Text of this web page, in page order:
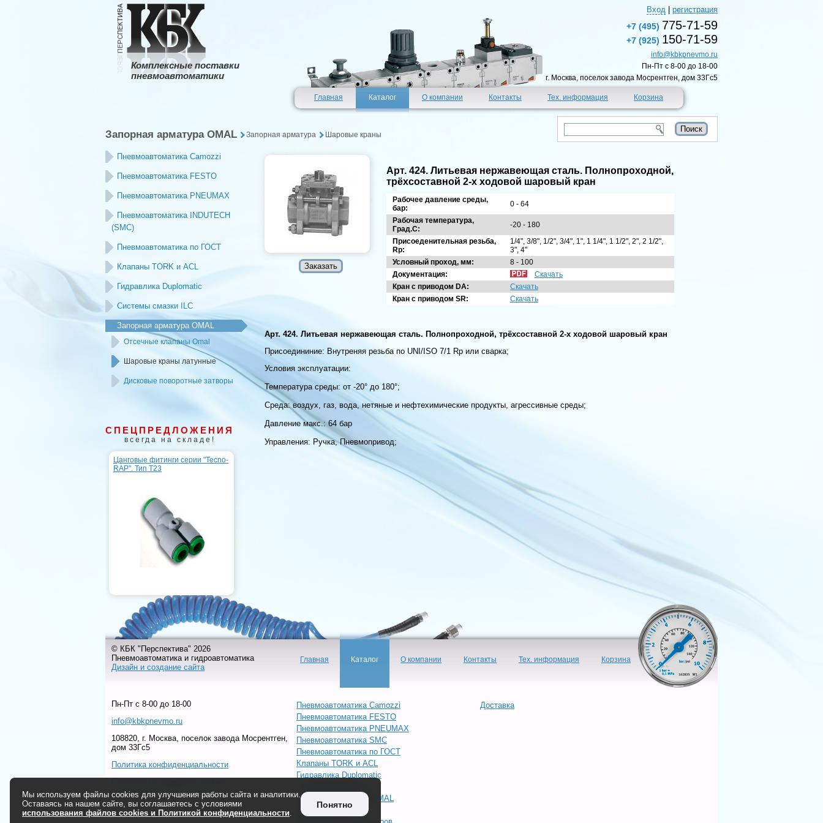
Комплексные поставки
пневмоавтоматики
Вход регистрация
+7 (495) 775-71-59
+7 (925) 150-71-59
info@kbkpnevmo.ru
Пн-Пт c 8-00 до 18-00
г. Москва, поселок завода Мосрентген, дом 33Гс5
Главная Каталог О компании Контакты Тех. информация Корзина
Запорная арматура OMAL Запорная арматура Шаровые краны
Пневмоавтоматика Camozzi
Пневмоавтоматика FESTO
Пневмоавтоматика PNEUMAX
Пневмоавтоматика INDUTECH
(SMC)
Пневмоавтоматика по ГОСТ
Клапаны TORK и ACL
Гидравлика Duplomatic
Системы смазки ILC
Запорная арматура OMAL
Отсечные клапаны Omal
Шаровые краны латунные
Дисковые поворотные затворы
СПЕЦПРЕДЛОЖЕНИЯ
всегда на складе!
Цанговые фитинги серии "Tecno-
RAP". Тип T23
Арт. 424. Литьевая нержавеющая сталь. Полнопроходной,
трёхсоставной 2-х ходовой шаровый кран
Рабочее давление среды,
бар:
0 - 64
Рабочая температура,
Град.С:
-20 - 180
Присоеденительная резьба,
Rp:
1/4", 3/8", 1/2", 3/4", 1", 1 1/4", 1 1/2", 2", 2 1/2",
3", 4"
Условный проход, мм:
8 - 100
Документация:
Скачать
Кран с приводом DA:
Скачать
Кран с приводом SR:
Скачать
Арт. 424. Литьевая нержавеющая сталь. Полнопроходной, трёхсоставной 2-х ходовой шаровый кран
Присоедининие: Внутреняя резьба по UNI/ISO 7/1 Rp или сварка;
Условия эксплуатации:
Температура среды: от -20° до 180°;
Среда: воздух, газ, вода, нетяные и нефтехимические продукты, агрессивные среды;
Давление макс.: 64 бар
Управления: Ручка, Пневмопривод;
© КБК "Перспектива" 2026
Пневмоавтоматика и гидроавтоматика
Дизайн и создание сайта
Главная Каталог О компании Контакты Тех. информация Корзина
Пн-Пт c 8-00 до 18-00
info@kbkpnevmo.ru
108820, г. Москва, поселок завода Мосрентген,
дом 33Гс5
Политика конфиденциальности
Пневмоавтоматика Camozzi
Пневмоавтоматика FESTO
Пневмоавтоматика PNEUMAX
Пневмоавтоматика SMC
Пневмоавтоматика по ГОСТ
Клапаны TORK и ACL
Гидравлика Duplomatic
Запорная арматура OMAL
Инжиниринг
Доставка
Мы используем файлы cookies для улучшения работы сайта и аналитики.
Оставаясь на нашем сайте, вы соглашаетесь с условиями
использования файлов cookies и Политикой конфиденциальности.
Понятно